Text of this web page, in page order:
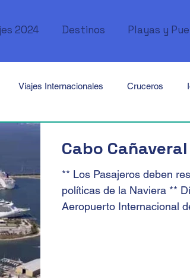
2024 Destinos Playas y
Viajes Internacionales Cruceros
Africa Kenya Marruecos
Árabes
Cabo Cañaveral
** Los Pasajeros deben
políticas de la Naviera **
Aeropuerto Internacional